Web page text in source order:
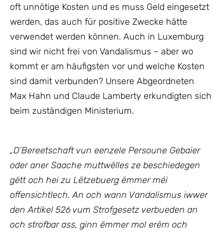
oft unnötige Kosten und es muss Geld eingesetzt
werden, das auch für positive Zwecke hätte
verwendet werden können. Auch in Luxemburg
sind wir nicht frei von Vandalismus – aber wo
kommt er am häufigsten vor und welche Kosten
sind damit verbunden? Unsere Abgeordneten
Max Hahn und Claude Lamberty erkundigten sich
beim zuständigen Ministerium.
„D’Bereetschaft vun eenzele Persoune Gebaier
oder aner Saache muttwëlles ze beschiedegen
gëtt och hei zu Lëtzebuerg ëmmer méi
offensichtlech. An och wann Vandalismus iwwer
den Artikel 526 vum Strofgesetz verbueden an
och strofbar ass, ginn ëmmer mol erëm och